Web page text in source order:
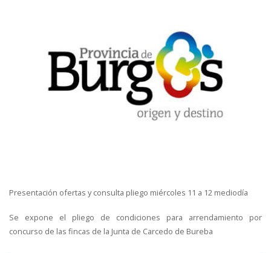
Presentación ofertas y consulta pliego miércoles 11 a 12 mediodía
Se expone el pliego de condiciones para arrendamiento por
concurso de las fincas de la Junta de Carcedo de Bureba